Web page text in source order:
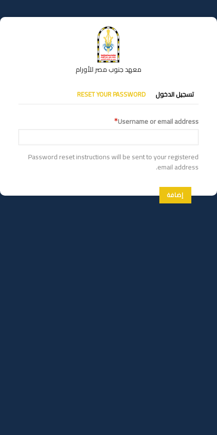
إلى
المحتوى
معهد جنوب مصر للأورام
التبويبات
الأساسية
تسجيل الدخول RESET YOUR PASSWORD
Username or email address
Password reset instructions will be sent to your registered
email address.